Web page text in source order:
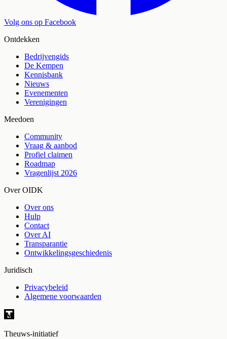
Volg ons op Facebook
Ontdekken
Bedrijvengids
De Kempen
Kennisbank
Nieuws
Evenementen
Verenigingen
Meedoen
Community
Vraag & aanbod
Profiel claimen
Roadmap
Vragenlijst 2026
Over OIDK
Over ons
Hulp
Contact
Over AI
Transparantie
Ontwikkelingsgeschiedenis
Juridisch
Privacybeleid
Algemene voorwaarden
Theuws-initiatief